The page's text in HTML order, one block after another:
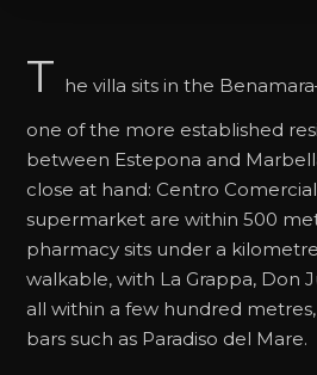
T he villa sits in the
one of the more established
between Estepona and
close at hand: Centro
supermarket are within 500
pharmacy sits under a
walkable, with La Grappa, Don
all within a few hundred
bars such as Paradiso del Mare.